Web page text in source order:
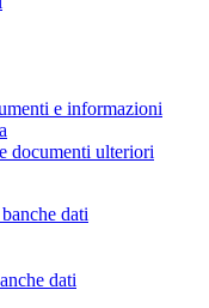
e informazioni
documenti ulteriori
dati
dati